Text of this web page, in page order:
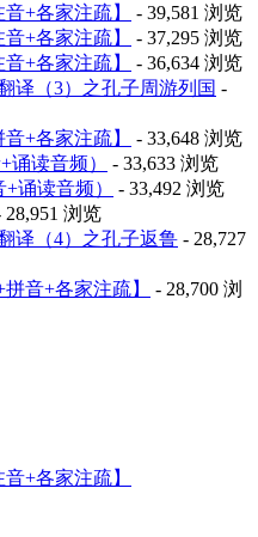
+各家注疏】
- 39,581 浏览
+各家注疏】
- 37,295 浏览
+各家注疏】
- 36,634 浏览
译（3）之孔子周游列国 -
+各家注疏】
- 33,648 浏览
读音频）
- 33,633 浏览
诵读音频）
- 33,492 浏览
28,951 浏览
译（4）之孔子返鲁 - 28,727
音+各家注疏】
- 28,700 浏
+各家注疏】